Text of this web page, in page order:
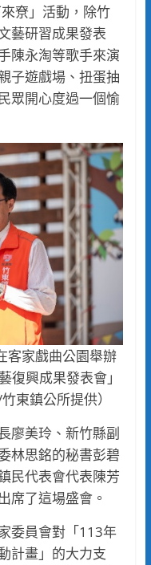
尞」活動，除竹
藝研習成果發表
陳永淘等歌手來演
子遊戲場、扭蛋抽
眾開心度過一個愉
客家戲曲公園舉辦
復興成果發表會」
東鎮公所提供）
廖美玲、新竹縣副
林思銘的秘書彭碧
民代表會代表陳芳
席了這場盛會。
委員會對「113年
計畫」的大力支